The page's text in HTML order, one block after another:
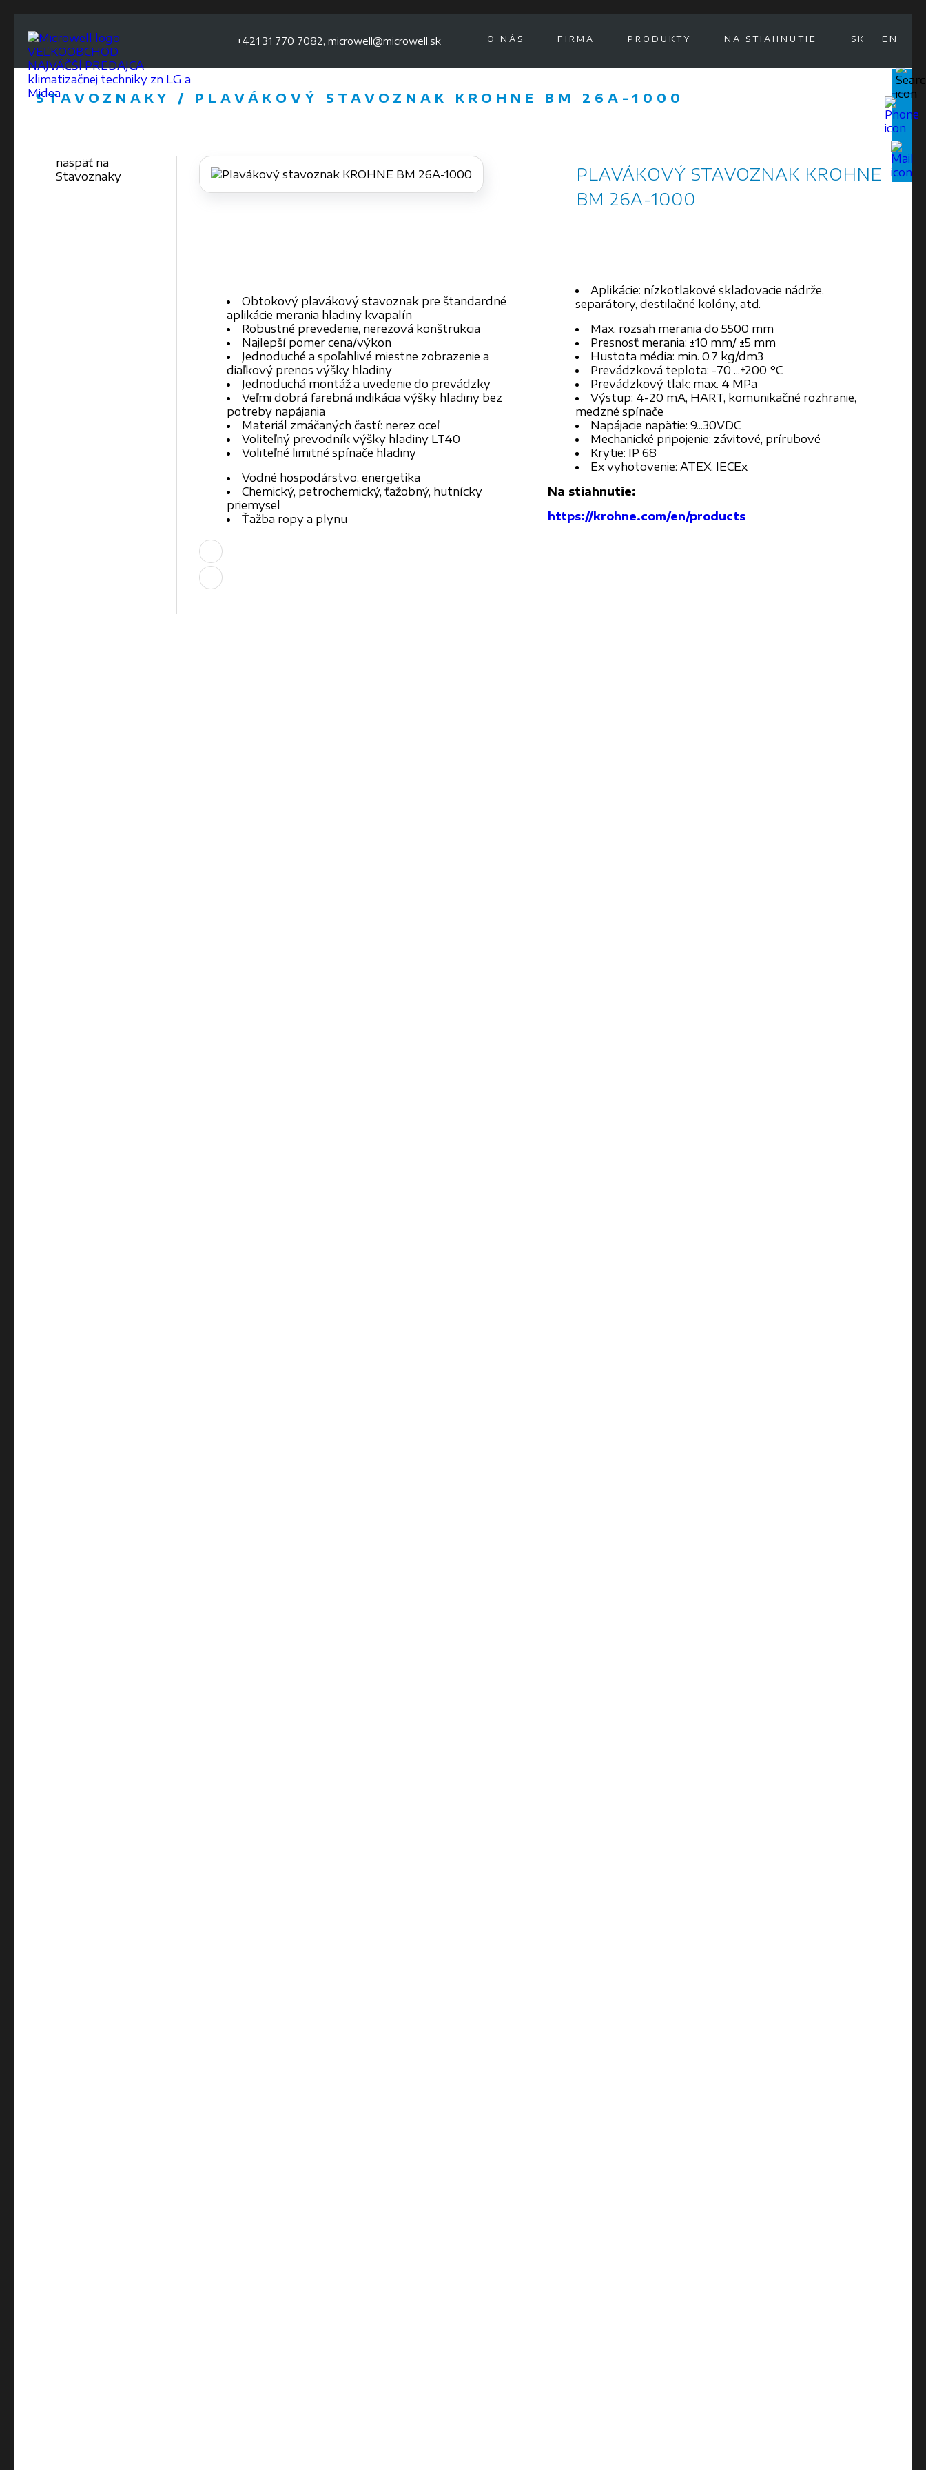
VEĽKOOBCHOD,
NAJVÄČŠÍ PREDAJCA
klimatizačnej techniky zn LG a
Midea
+421 31 770 7082, microwell@microwell.sk O NÁS FIRMA PRODUKTY NA STIAHNUTIE SK EN
STAVOZNAKY / PLAVÁKOVÝ STAVOZNAK KROHNE BM 26A-1000
naspäť na
Stavoznaky
PLAVÁKOVÝ STAVOZNAK KROHNE
BM 26A-1000
Obtokový plavákový stavoznak pre štandardné
aplikácie merania hladiny kvapalín
Robustné prevedenie, nerezová konštrukcia
Najlepší pomer cena/výkon
Jednoduché a spoľahlivé miestne zobrazenie a
diaľkový prenos výšky hladiny
Jednoduchá montáž a uvedenie do prevádzky
Veľmi dobrá farebná indikácia výšky hladiny bez
potreby napájania
Materiál zmáčaných častí: nerez oceľ
Voliteľný prevodník výšky hladiny LT40
Voliteľné limitné spínače hladiny
Vodné hospodárstvo, energetika
Chemický, petrochemický, ťažobný, hutnícky
priemysel
Ťažba ropy a plynu
Aplikácie: nízkotlakové skladovacie nádrže,
separátory, destilačné kolóny, atď.
Max. rozsah merania do 5500 mm
Presnosť merania: ±10 mm/ ±5 mm
Hustota média: min. 0,7 kg/dm3
Prevádzková teplota: -70 ...+200 °C
Prevádzkový tlak: max. 4 MPa
Výstup: 4-20 mA, HART, komunikačné rozhranie,
medzné spínače
Napájacie napätie: 9...30VDC
Mechanické pripojenie: závitové, prírubové
Krytie: IP 68
Ex vyhotovenie: ATEX, IECEx
Na stiahnutie:
https://krohne.com/en/products